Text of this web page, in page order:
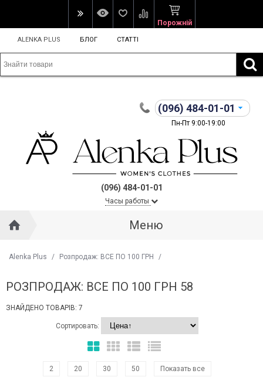
Порожній
ALENKA PLUS БЛОГ СТАТТІ
(096) 484-01-01
Пн-Пт 9:00-19:00
(096) 484-01-01
Часы работы
Меню
Alenka Plus / Розпродаж: ВСЕ ПО 100 ГРН /
РОЗПРОДАЖ: ВСЕ ПО 100 ГРН 58
ЗНАЙДЕНО ТОВАРІВ: 7
Сортировать:
2 20 30 50 Показать все